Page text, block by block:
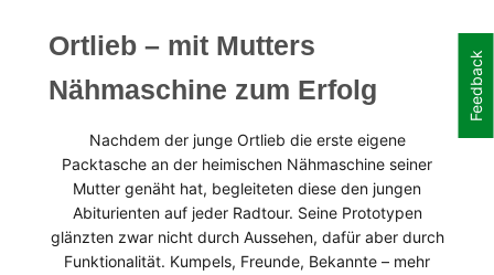
Ortlieb – mit Mutters
Nähmaschine zum Erfolg
Nachdem der junge Ortlieb die erste eigene
Packtasche an der heimischen Nähmaschine seiner
Mutter genäht hat, begleiteten diese den jungen
Abiturienten auf jeder Radtour. Seine Prototypen
glänzten zwar nicht durch Aussehen, dafür aber durch
Funktionalität. Kumpels, Freunde, Bekannte – mehr
Feedback